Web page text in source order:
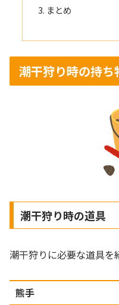
まとめ
潮干狩り時の持ち
潮干狩り時の道具
潮干狩りに必要な道具を
熊手